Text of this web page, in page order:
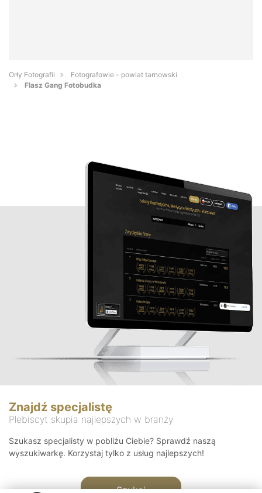
Orły Fotografii
Fotografowie - powiat tarnowski
Flasz Gang Fotobudka
Znajdź specjalistę
Plebiscyt skupia najlepszych w branży
Szukasz specjalisty w pobliżu Ciebie? Sprawdź naszą
wyszukiwarkę. Korzystaj tylko z usług najlepszych!
Szukaj